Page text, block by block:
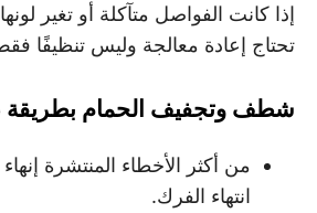
إذا كانت الفواصل متآكلة أو تغير
تحتاج إعادة معالجة وليس تنظيفًا
شطف وتجفيف الحمام
من أكثر الأخطاء المنتشرة
انتهاء الفرك.